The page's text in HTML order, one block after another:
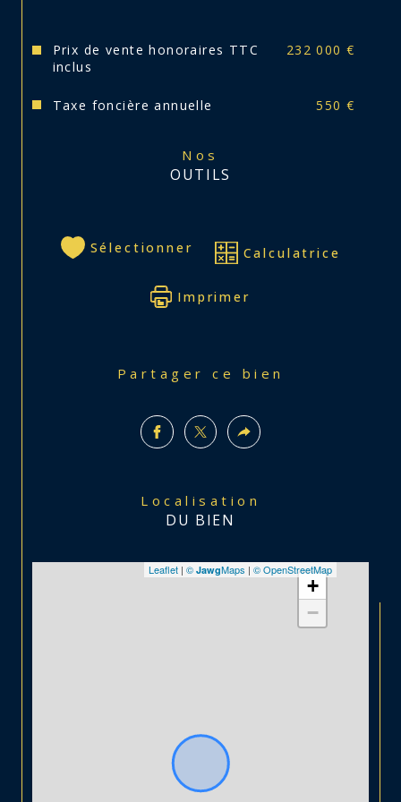
Prix de vente honoraires TTC
inclus
232 000 €
Taxe foncière annuelle 550 €
Nos
OUTILS
Sélectionner Calculatrice
Imprimer
Partager ce bien
Localisation
DU BIEN
+
−
Leaflet | © JawgMaps | © OpenStreetMap